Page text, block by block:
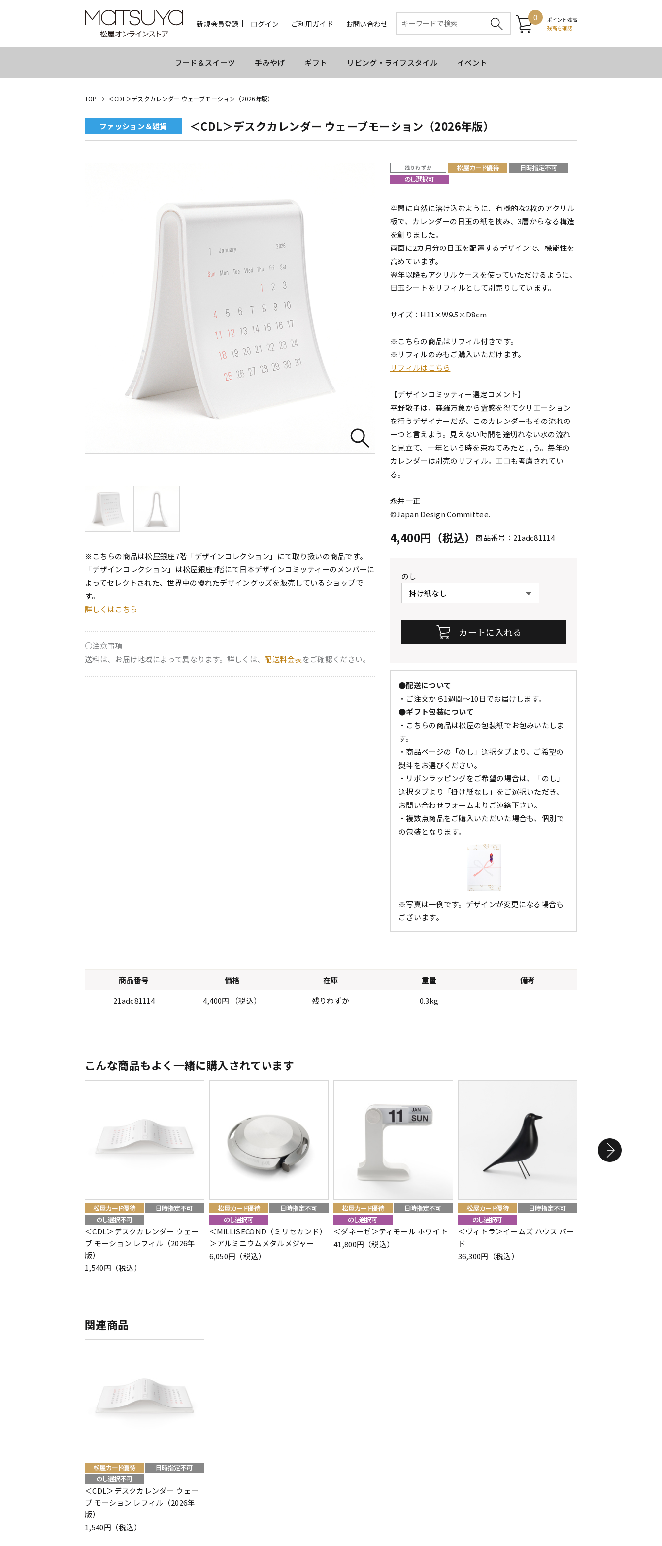
新規会員登録 ログイン ご利用ガイド お問い合わせ
0
ポイント残高
残高を確認
フード＆スイーツ 手みやげ ギフト リビング・ライフスタイル イベント
TOP ＜CDL＞デスクカレンダー ウェーブモーション（2026年版）
ファッション＆雑貨 ＜CDL＞デスクカレンダー ウェーブモーション（2026年版）
※こちらの商品は松屋銀座7階「デザインコレクション」にて取り扱いの商品です。
「デザインコレクション」は松屋銀座7階にて日本デザインコミッティーのメンバーに
よってセレクトされた、世界中の優れたデザイングッズを販売しているショップで
す。
詳しくはこちら
○注意事項
送料は、お届け地域によって異なります。詳しくは、配送料金表をご確認ください。
残りわずか
空間に自然に溶け込むように、有機的な2枚のアクリル
板で、カレンダーの日玉の紙を挟み、3層からなる構造
を創りました。
両面に2カ月分の日玉を配置するデザインで、機能性を
高めています。
翌年以降もアクリルケースを使っていただけるように、
日玉シートをリフィルとして別売りしています。
サイズ：H11×W9.5×D8cm
※こちらの商品はリフィル付きです。
※リフィルのみもご購入いただけます。
リフィルはこちら
【デザインコミッティー選定コメント】
平野敬子は、森羅万象から霊感を得てクリエーション
を行うデザイナーだが、このカレンダーもその流れの
一つと言えよう。見えない時間を途切れない水の流れ
と見立て、一年という時を束ねてみたと言う。毎年の
カレンダーは別売のリフィル。エコも考慮されてい
る。
永井一正
©Japan Design Committee.
4,400円（税込） 商品番号：21adc81114
のし
●配送について
・ご注文から1週間～10日でお届けします。
●ギフト包装について
・こちらの商品は松屋の包装紙でお包みいたしま
す。
・商品ページの「のし」選択タブより、ご希望の
熨斗をお選びください。
・リボンラッピングをご希望の場合は、「のし」
選択タブより「掛け紙なし」をご選択いただき、
お問い合わせフォームよりご連絡下さい。
・複数点商品をご購入いただいた場合も、個別で
の包装となります。
※写真は一例です。デザインが変更になる場合も
ございます。
商品番号 価格 在庫 重量
備考
21adc81114
4,400円 （税込） 残りわずか 0.3kg
こんな商品もよく一緒に購入されています
＜CDL＞デスクカレンダー ウェー
ブ モーション レフィル（2026年
版）
1,540円（税込）
＜MiLLiSECOND（ミリセカンド）
＞アルミニウムメタルメジャー
6,050円（税込）
＜ダネーゼ＞ティモール ホワイト
41,800円（税込）
＜ヴィトラ＞イームズ ハウス バー
ド
36,300円（税込）
関連商品
＜CDL＞デスクカレンダー ウェー
ブ モーション レフィル（2026年
版）
1,540円（税込）